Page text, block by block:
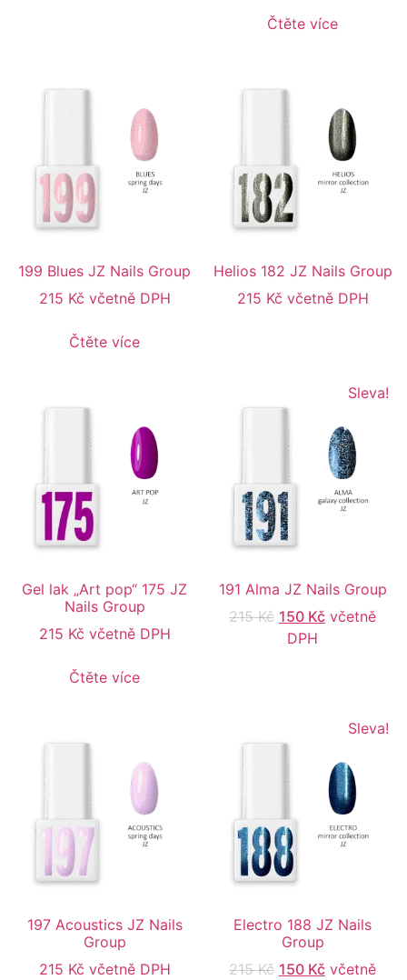
Čtěte více
199 Blues JZ Nails Group
215 Kč včetně DPH
Čtěte více
Helios 182 JZ Nails Group
215 Kč včetně DPH
Gel lak „Art pop“ 175 JZ
Nails Group
215 Kč včetně DPH
Čtěte více
Sleva!
191 Alma JZ Nails Group
215Kč 150 Kč včetně
DPH
197 Acoustics JZ Nails
Group
215 Kč včetně DPH
Sleva!
Electro 188 JZ Nails
Group
215Kč 150 Kč včetně